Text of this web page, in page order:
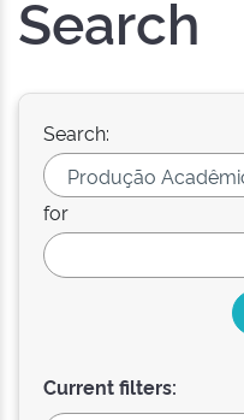
Search
Search:
for
Current filters: